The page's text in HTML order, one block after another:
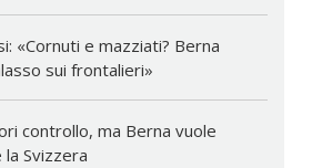
«Cornuti e mazziati? Berna
sui frontalieri»
controllo, ma Berna vuole
Svizzera